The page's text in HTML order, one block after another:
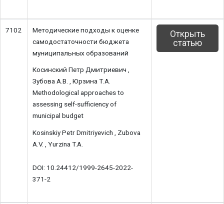
7102
Методические подходы к оценке
самодостаточности бюджета
муниципальных образований
Косинский Петр Дмитриевич ,
Зубова А.В. , Юрзина Т.А.
Methodological approaches to
assessing self-sufficiency of
municipal budget
Kosinskiy Petr Dmitriyevich , Zubova
A.V. , Yurzina T.A.
DOI: 10.24412/1999-2645-2022-
371-2
Открыть
статью